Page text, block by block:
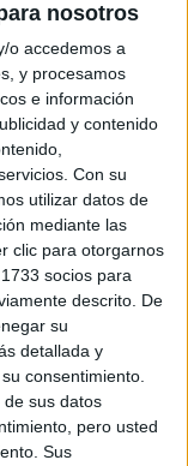
nosotros
o accedemos a
y procesamos
e información
y contenido
Con su
utilizar datos de
mediante las
clic para otorgarnos
socios para
descrito. De
su
detallada y
consentimiento.
sus datos
pero usted
Sus
o FP?